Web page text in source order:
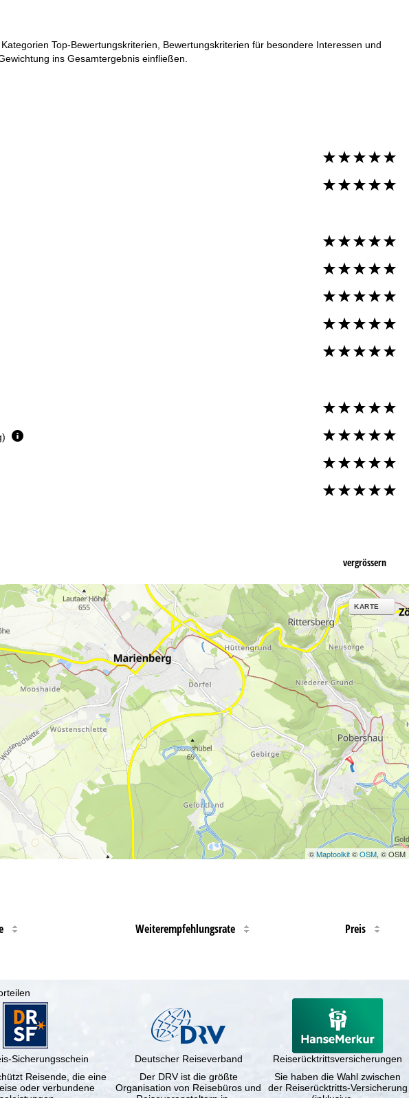
Top-Bewertungskriterien, Bewertungskriterien für besondere Interessen und
ins Gesamtergebnis einfließen.
vergrössern
KARTE
©Maptoolkit©OSM, © OSM
Weiterempfehlungsrate Preis
Sicherungsschein
Reisende, die eine
oder verbundene
Deutscher Reiseverband
Der DRV ist die größte
Organisation von Reisebüros und
Reiserücktrittsversicherungen
Sie haben die Wahl zwischen
der Reiserücktritts-Versicherung